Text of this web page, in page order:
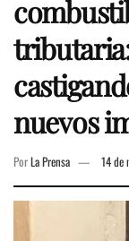
nuevos
PorLa Prensa 14 de